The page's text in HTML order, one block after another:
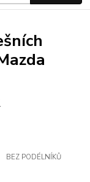
BEZ PODÉLNÍKŮ